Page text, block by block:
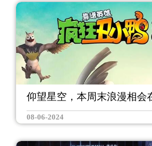
仰望星空，本周末浪漫相会
08-06-2024